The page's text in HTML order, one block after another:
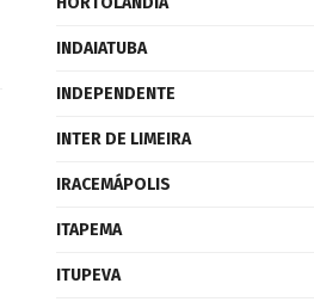
INDAIATUBA
INDEPENDENTE
INTER DE LIMEIRA
IRACEMÁPOLIS
ITAPEMA
ITUPEVA